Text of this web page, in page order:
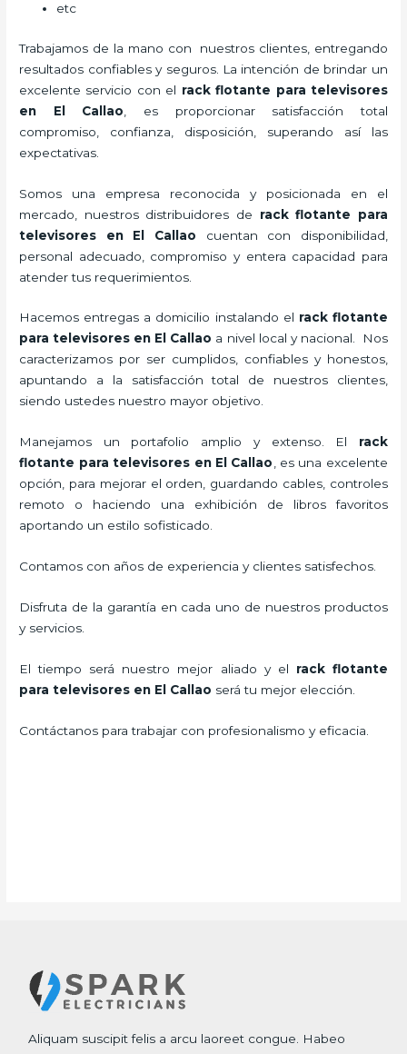
etc
Trabajamos de la mano con nuestros clientes, entregando
resultados confiables y seguros. La intención de brindar un
excelente servicio con el rack flotante para televisores
en El Callao , es proporcionar satisfacción total
compromiso, confianza, disposición, superando así las
expectativas.
Somos una empresa reconocida y posicionada en el
mercado, nuestros distribuidores de rack flotante para
televisores en El Callao cuentan con disponibilidad,
personal adecuado, compromiso y entera capacidad para
atender tus requerimientos.
Hacemos entregas a domicilio instalando el rack flotante
para televisores en El Callao a nivel local y nacional.
Nos
caracterizamos por ser cumplidos, confiables y honestos,
apuntando a la satisfacción total de nuestros clientes,
siendo ustedes nuestro mayor objetivo.
Manejamos un portafolio amplio y extenso. El rack
flotante para televisores en El Callao, es una excelente
opción, para mejorar el orden, guardando cables, controles
remoto o haciendo una exhibición de libros favoritos
aportando un estilo sofisticado.
Contamos con años de experiencia y clientes satisfechos.
Disfruta de la garantía en cada uno de nuestros productos
y servicios.
El tiempo será nuestro mejor aliado y el rack flotante
para televisores en El Callao será tu mejor elección.
Contáctanos para trabajar con profesionalismo y eficacia.
Aliquam suscipit felis a arcu laoreet congue. Habeo